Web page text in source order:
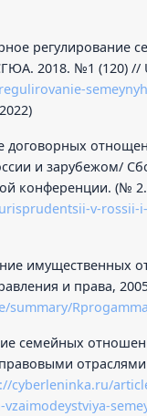
регулирование
2018. №1 (120) //
договорных
и зарубежом/
конференции. (№
v-rossii-
имущественных
и права,
семейных
cyberleninka.ru/